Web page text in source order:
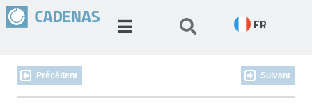
FR
Précédent Suivant